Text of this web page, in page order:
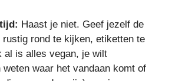
Haast je niet. Geef jezelf de
rustig rond te kijken, etiketten te
al is alles vegan, je wilt
weten waar het vandaan komt of